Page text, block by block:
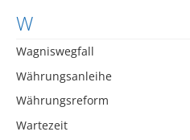
W
Wagniswegfall
Währungsanleihe
Währungsreform
Wartezeit